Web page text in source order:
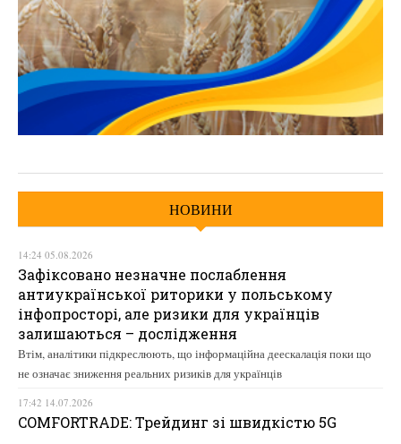
НОВИНИ
14:24 05.08.2026
Зафіксовано незначне послаблення
антиукраїнської риторики у польському
інфопросторі, але ризики для українців
залишаються – дослідження
Втім, аналітики підкреслюють, що інформаційна деескалація поки що
не означає зниження реальних ризиків для українців
17:42 14.07.2026
COMFORTRADE: Трейдинг зі швидкістю 5G